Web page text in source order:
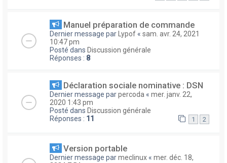
Manuel préparation de commande
Dernier message par Lypof « sam. avr. 24, 2021
10:47 pm
Posté dans Discussion générale
Réponses : 8
Déclaration sociale nominative : DSN
Dernier message parpercoda « mer. janv. 22,
2020 1:43 pm
Posté dans Discussion générale
Réponses : 11 1 2
Version portable
Dernier message parmeclinux « mer. déc. 18,